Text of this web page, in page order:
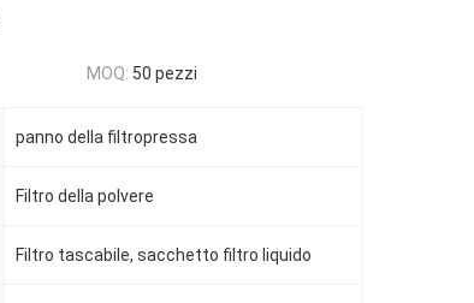
MOQ: 50 pezzi
panno della filtropressa
Filtro della polvere
Filtro tascabile, sacchetto filtro liquido